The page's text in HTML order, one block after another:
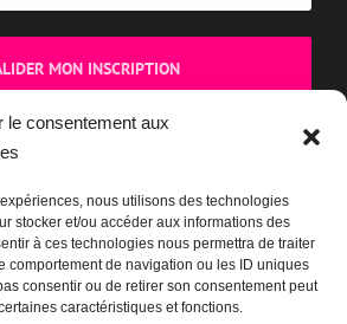
le consentement aux
nous utilisons des technologies
stocker et/ou accéder aux informations des
à ces technologies nous permettra de traiter
comportement de navigation ou les ID uniques
consentir ou de retirer son consentement peut
caractéristiques et fonctions.